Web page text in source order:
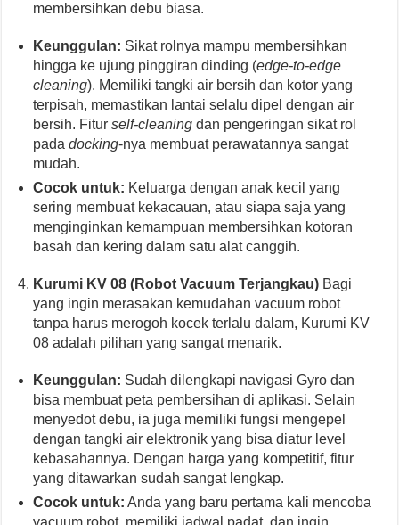
membersihkan debu biasa.
Keunggulan: Sikat rolnya mampu membersihkan
hingga ke ujung pinggiran dinding (edge-to-edge
cleaning). Memiliki tangki air bersih dan kotor yang
terpisah, memastikan lantai selalu dipel dengan air
bersih. Fiturself-cleaning dan pengeringan sikat rol
padadocking-nya membuat perawatannya sangat
mudah.
Cocok untuk: Keluarga dengan anak kecil yang
sering membuat kekacauan, atau siapa saja yang
menginginkan kemampuan membersihkan kotoran
basah dan kering dalam satu alat canggih.
Kurumi KV 08 (Robot Vacuum Terjangkau) Bagi
yang ingin merasakan kemudahan vacuum robot
tanpa harus merogoh kocek terlalu dalam, Kurumi KV
08 adalah pilihan yang sangat menarik.
Keunggulan: Sudah dilengkapi navigasi Gyro dan
bisa membuat peta pembersihan di aplikasi. Selain
menyedot debu, ia juga memiliki fungsi mengepel
dengan tangki air elektronik yang bisa diatur level
kebasahannya. Dengan harga yang kompetitif, fitur
yang ditawarkan sudah sangat lengkap.
Cocok untuk: Anda yang baru pertama kali mencoba